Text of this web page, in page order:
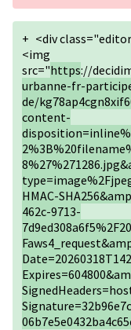
+ <div
<img
src="https://
urbanne-fr-
de/
content-
HMAC-
462c-9713-